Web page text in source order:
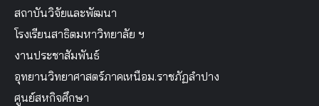
สถาบันวิจัยและพัฒนา
โรงเรียนสาธิตมหาวิทยาลัย ฯ
งานประชาสัมพันธ์
อุทยานวิทยาศาสตร์ภาคเหนือม.ราชภัฏลำปาง
ศูนย์สหกิจศึกษา